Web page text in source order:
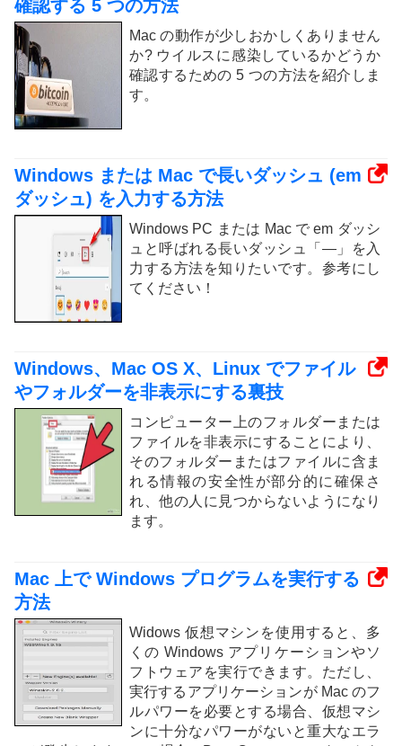
確認する 5 つの方法
Mac の動作が少しおかしくありません
か? ウイルスに感染しているかどうか
確認するための 5 つの方法を紹介しま
す。
Windows または Mac で長いダッシュ (em
ダッシュ) を入力する方法
Windows PC または Mac で em ダッシ
ュと呼ばれる長いダッシュ「—」を入
力する方法を知りたいです。参考にし
てください！
Windows、Mac OS X、Linux でファイル
やフォルダーを非表示にする裏技
コンピューター上のフォルダーまたは
ファイルを非表示にすることにより、
そのフォルダーまたはファイルに含ま
れる情報の安全性が部分的に確保さ
れ、他の人に見つからないようになり
ます。
Mac 上で Windows プログラムを実行する
方法
Widows 仮想マシンを使用すると、多
くの Windows アプリケーションやソ
フトウェアを実行できます。ただし、
実行するアプリケーションが Mac のフ
ルパワーを必要とする場合、仮想マシ
ンに十分なパワーがないと重大なエラ